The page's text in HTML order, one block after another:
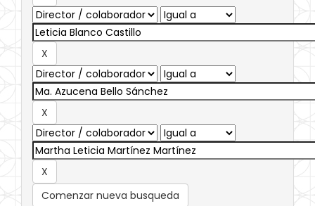
Comenzar nueva busqueda